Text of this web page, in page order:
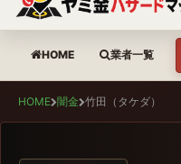
HOME 業者一覧
HOME 闇金 竹田（タケダ）